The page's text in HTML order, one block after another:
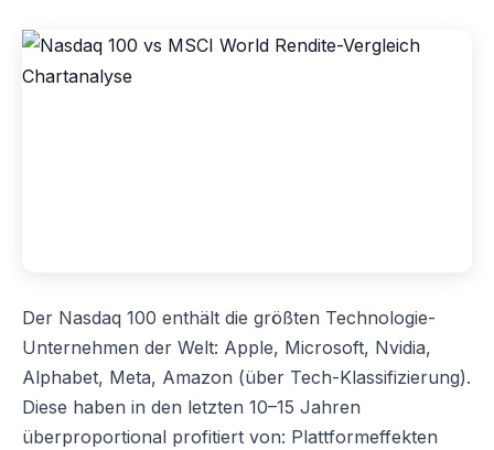
Der Nasdaq 100 enthält die größten Technologie-
Unternehmen der Welt: Apple, Microsoft, Nvidia,
Alphabet, Meta, Amazon (über Tech-Klassifizierung).
Diese haben in den letzten 10–15 Jahren
überproportional profitiert von: Plattformeffekten